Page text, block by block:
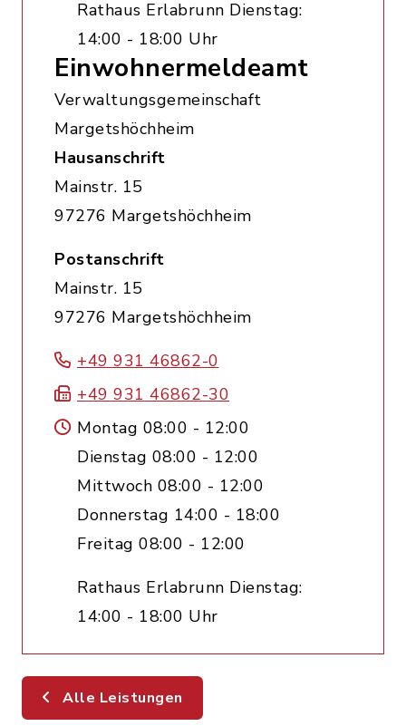
Rathaus Erlabrunn Dienstag:
14:00 - 18:00 Uhr
Einwohnermeldeamt
Verwaltungsgemeinschaft
Margetshöchheim
Hausanschrift
Mainstr. 15
97276 Margetshöchheim
Postanschrift
Mainstr. 15
97276 Margetshöchheim
+49 931 46862-0
+49 931 46862-30
Montag 08:00 - 12:00
Dienstag 08:00 - 12:00
Mittwoch 08:00 - 12:00
Donnerstag 14:00 - 18:00
Freitag 08:00 - 12:00
Rathaus Erlabrunn Dienstag:
14:00 - 18:00 Uhr
Alle Leistungen